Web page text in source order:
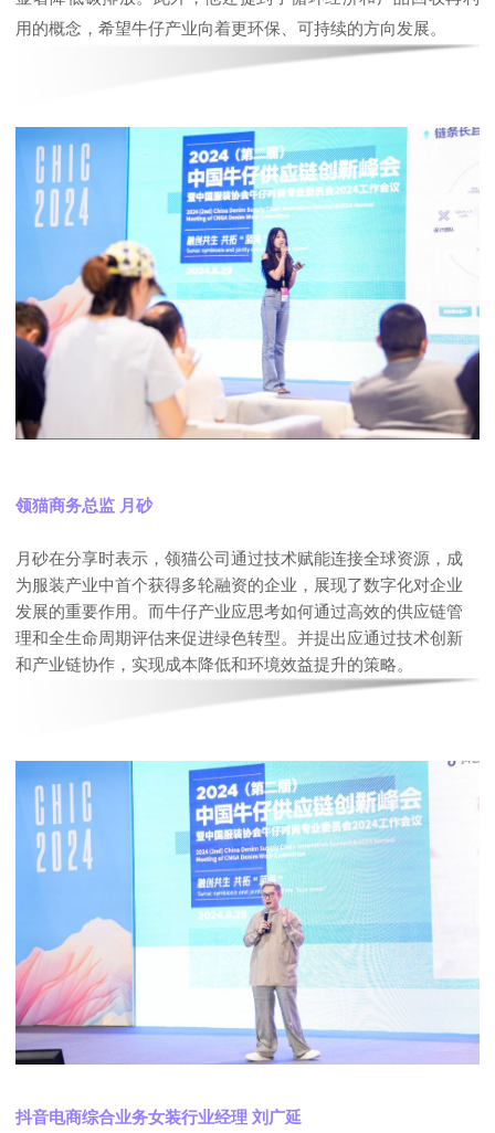
用的概念，希望牛仔产业向着更环保、可持续的方向发展。
领猫商务总监 月砂
月砂在分享时表示，领猫公司通过技术赋能连接全球资源，成
为服装产业中首个获得多轮融资的企业，展现了数字化对企业
发展的重要作用。而牛仔产业应思考如何通过高效的供应链管
理和全生命周期评估来促进绿色转型。并提出应通过技术创新
和产业链协作，实现成本降低和环境效益提升的策略。
抖音电商综合业务女装行业经理 刘广延